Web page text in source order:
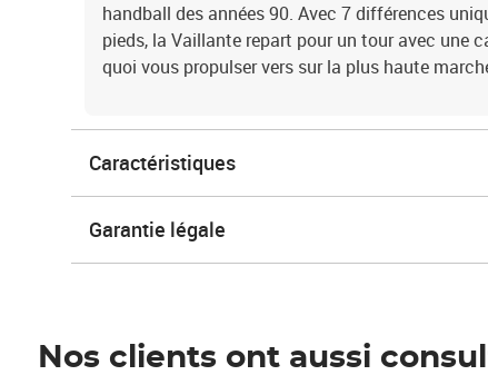
handball des années 90. Avec 7 différences
pieds, la Vaillante repart pour un tour avec une
quoi vous propulser vers sur la plus haute
Caractéristiques
Garantie légale
Nos clients ont aussi